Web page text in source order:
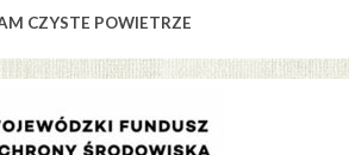
CZYSTE POWIETRZE